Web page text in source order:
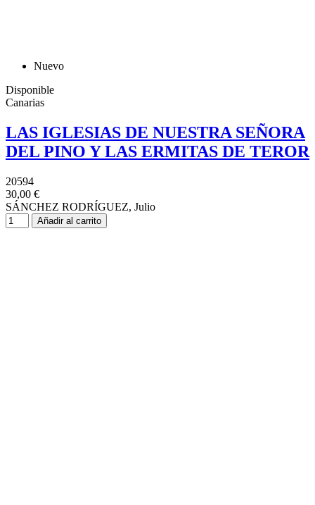
Nuevo
Disponible
Canarias
LAS IGLESIAS DE NUESTRA SEÑORA
DEL PINO Y LAS ERMITAS DE TEROR
20594
30,00 €
SÁNCHEZ RODRÍGUEZ, Julio
Añadir al carrito